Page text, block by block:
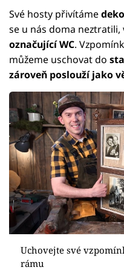
Své hosty přivítáme
se u nás doma
označující WC.
můžeme uschovat do
zároveň poslouží jako
Uchovejte své
rámu